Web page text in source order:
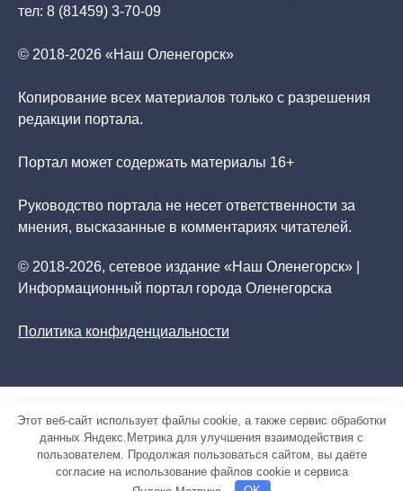
тел: 8 (81459) 3-70-09
© 2018-2026 «Наш Оленегорск»
Копирование всех материалов только с разрешения
редакции портала.
Портал может содержать материалы 16+
Руководство портала не несет ответственности за
мнения, высказанные в комментариях читателей.
© 2018-2026, сетевое издание «Наш Оленегорск» |
Информационный портал города Оленегорска
Политика конфиденциальности
Этот веб-сайт использует файлы cookie, а также сервис обработки
данных Яндекс.Метрика для улучшения взаимодействия с
пользователем. Продолжая пользоваться сайтом, вы даёте
согласие на использование файлов cookie и сервиса